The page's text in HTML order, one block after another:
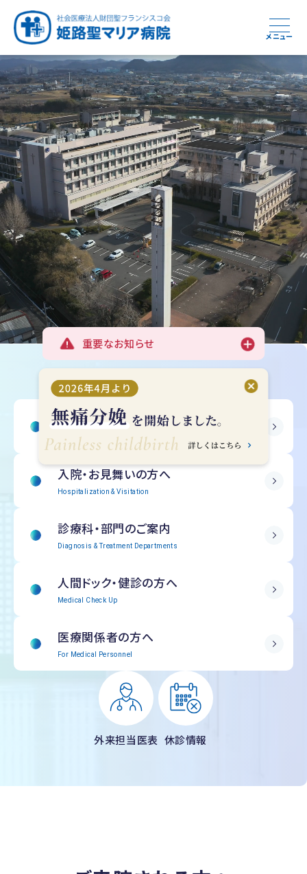
メニュー
健康と安心をあなたに
つなぎ続ける地域医療
周産期から終末期まで
地域を支える医療
急性期から回復期へと
つなぐ医療
学び・育てる医療
重要なお知らせ
受診される方へ
Outpatient Information
入院・お見舞いの方へ
Hospitalization & Visitation
診療科・部門のご案内
Diagnosis & Treatment Departments
人間ドック・健診の方へ
Medical Check Up
医療関係者の方へ
For Medical Personnel
外来担当医表 休診情報